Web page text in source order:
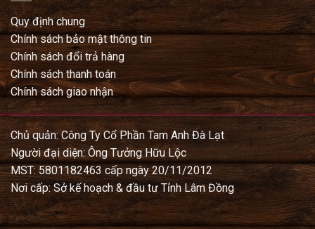
Quy định chung
Chính sách bảo mật thông tin
Chính sách đổi trả hàng
Chính sách thanh toán
Chính sách giao nhận
Chủ quản: Công Ty Cổ Phần Tam Anh Đà Lạt
Người đại diện: Ông Tưởng Hữu Lộc
MST: 5801182463 cấp ngày 20/11/2012
Nơi cấp: Sở kế hoạch & đầu tư Tỉnh Lâm Đồng